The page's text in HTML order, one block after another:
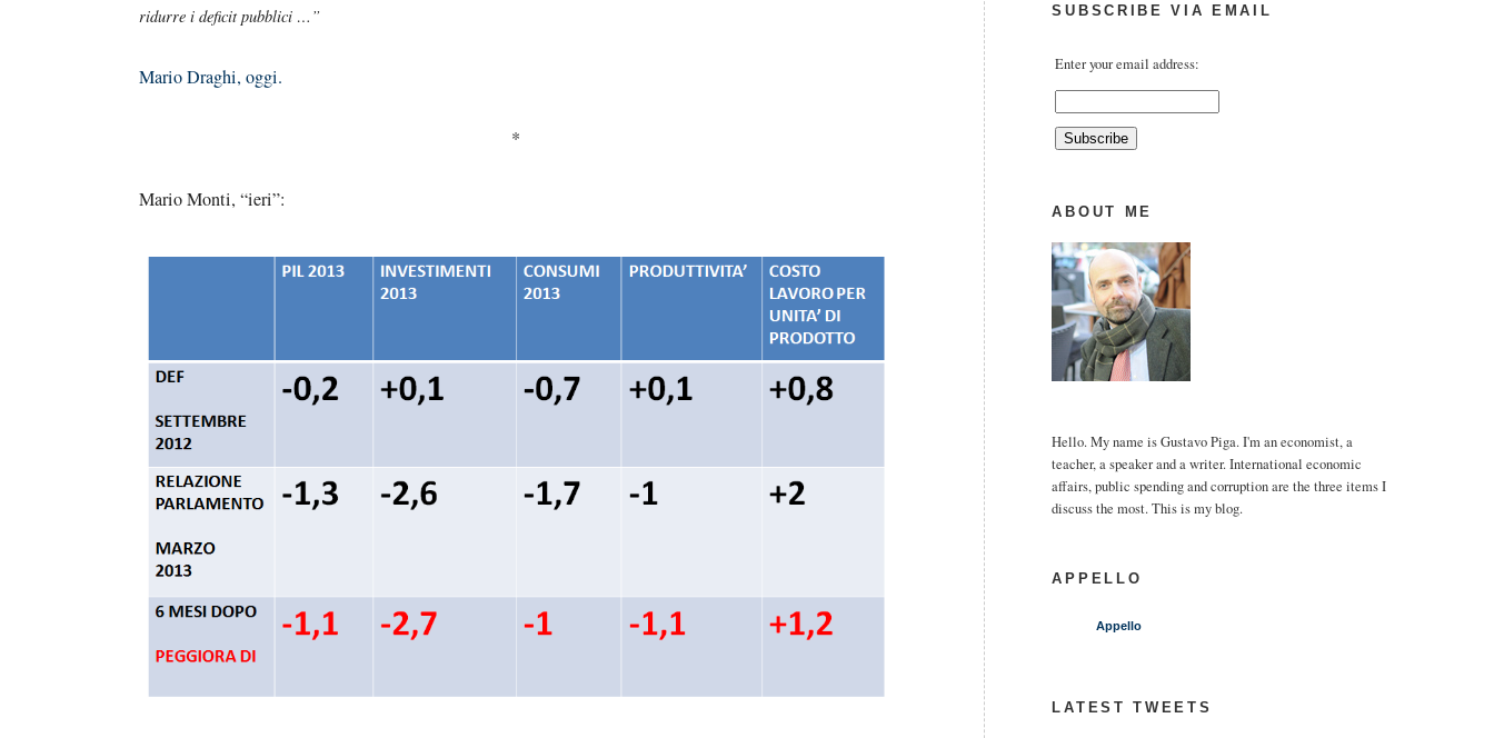
ridurre i deficit pubblici …”
Mario Draghi, oggi.
*
Mario Monti, “ieri”:
SUBSCRIBE VIA EMAIL
Enter your email address:
ABOUT ME
Hello. My name is Gustavo Piga. I'm an economist, a
teacher, a speaker and a writer. International economic
affairs, public spending and corruption are the three items I
discuss the most. This is my blog.
APPELLO
Appello
LATEST TWEETS